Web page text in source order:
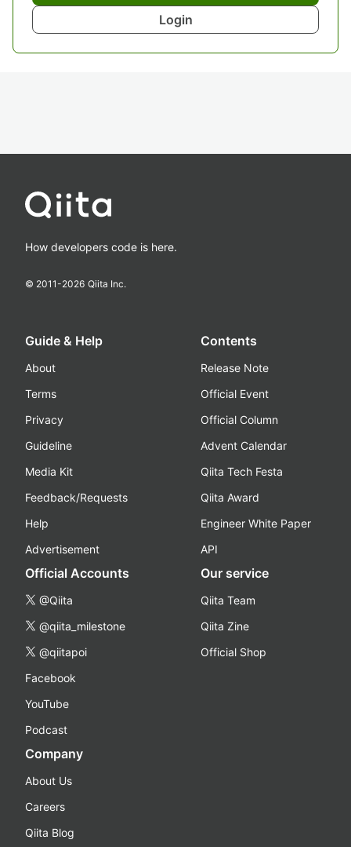
Login
How developers code is here.
© 2011-2026 Qiita Inc.
Guide & Help
About
Terms
Privacy
Guideline
Media Kit
Feedback/Requests
Help
Advertisement
Contents
Release Note
Official Event
Official Column
Advent Calendar
Qiita Tech Festa
Qiita Award
Engineer White Paper
API
Official Accounts
@Qiita
@qiita_milestone
@qiitapoi
Facebook
YouTube
Podcast
Our service
Qiita Team
Qiita Zine
Official Shop
Company
About Us
Careers
Qiita Blog